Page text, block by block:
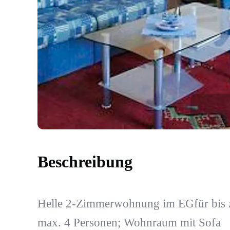
Beschreibung
Helle 2-Zimmerwohnung im EGfür bis
max. 4 Personen; Wohnraum mit Sofa